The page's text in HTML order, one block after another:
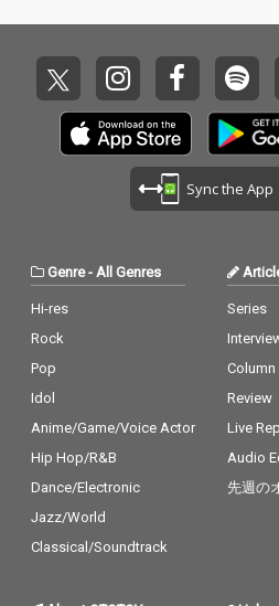
る。「おお、初音ミクは頑張ってる
ないというじゃないか！ 嘘つき！！
Sync the App
Genre- All Genres
Hi-res
Rock
Pop
Idol
Anime/Game/Voice Actor
Hip Hop/R&B
Dance/Electronic
Jazz/World
Classical/Soundtrack
Series
Column
Review
Live
Audio
先週の